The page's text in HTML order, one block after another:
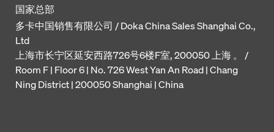
国家总部
多卡中国销售有限公司 / Doka China Sales Shanghai Co.,
Ltd
上海市长宁区延安西路726号6楼F室, 200050 上海 。 /
Room F | Floor 6 | No. 726 West Yan An Road | Chang
Ning District | 200050 Shanghai | China